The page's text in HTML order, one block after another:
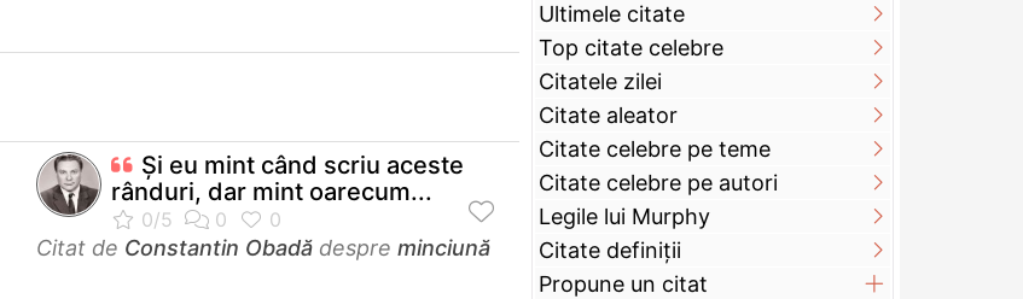
Și eu mint când scriu aceste
rânduri, dar mint oarecum...
Citat de Constantin Obadă despre minciună
Ultimele citate
Top citate celebre
Citatele zilei
Citate aleator
Citate celebre pe teme
Citate celebre pe autori
Legile lui Murphy
Citate definiţii
Propune un citat